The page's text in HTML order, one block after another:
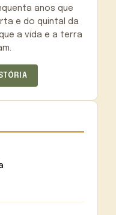
anos que
e do quintal da
a vida e a terra